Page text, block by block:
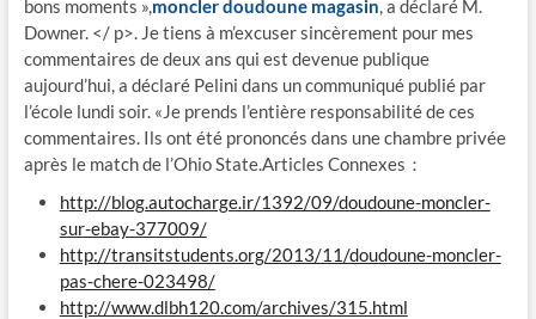
bons moments »,moncler doudoune magasin, a déclaré M.
Downer. </ p>. Je tiens à m’excuser sincèrement pour mes
commentaires de deux ans qui est devenue publique
aujourd’hui, a déclaré Pelini dans un communiqué publié par
l’école lundi soir. «Je prends l’entière responsabilité de ces
commentaires. Ils ont été prononcés dans une chambre privée
après le match de l’Ohio State.Articles Connexes：
http://blog.autocharge.ir/1392/09/doudoune-moncler-
sur-ebay-377009/
http://transitstudents.org/2013/11/doudoune-moncler-
pas-chere-023498/
http://www.dlbh120.com/archives/315.html